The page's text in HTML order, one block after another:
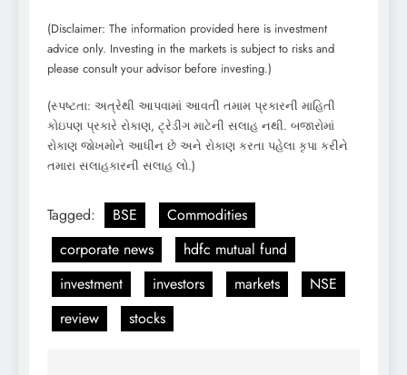
(Disclaimer: The information provided here is investment
advice only. Investing in the markets is subject to risks and
please consult your advisor before investing.)
(સ્પષ્ટતા: અત્રેથી આપવામાં આવતી તમામ પ્રકારની માહિતી
કોઇપણ પ્રકારે રોકાણ, ટ્રેડીંગ માટેની સલાહ નથી. બજારોમાં
રોકાણ જોખમોને આધીન છે અને રોકાણ કરતા પહેલા કૃપા કરીને
તમારા સલાહકારની સલાહ લો.)
Tagged: BSE
Commodities
corporate news
hdfc mutual fund
investment
investors markets
NSE
review
stocks